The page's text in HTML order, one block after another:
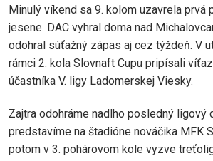
Minulý víkend sa 9. kolom uzavrela prvá
jesene. DAC vyhral doma nad
odohral súťažný zápas aj cez týždeň. V
rámci 2. kola Slovnaft Cupu pripísali
účastníka V. ligy Ladomerskej Viesky.
Zajtra odohráme nadlho posledný ligový
predstavíme na štadióne nováčika MFK
potom v 3. pohárovom kole vyzve